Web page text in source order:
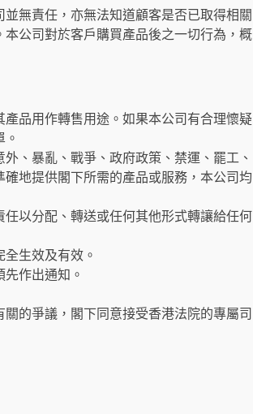
無責任，亦無法知道顧客是否已取得相關
公司對於客戶購買產品後之一切行為，概
品用作轉售用途。如果本公司有合理懷疑
、暴亂、戰爭、政府政策、禁運、罷工、
地提供閣下所需的產品或服務，本公司均
以分配、轉送或任何其他形式轉讓給任何
生效及有效。
作出通知。
的爭議，閣下同意接受香港法院的專屬司